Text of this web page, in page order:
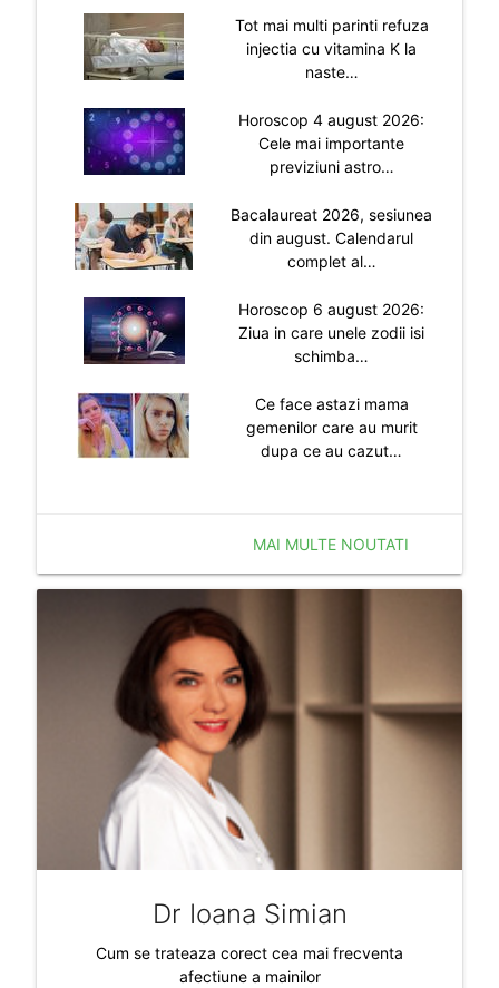
Tot mai multi parinti refuza
injectia cu vitamina K la
naste…
Horoscop 4 august 2026:
Cele mai importante
previziuni astro…
Bacalaureat 2026, sesiunea
din august. Calendarul
complet al…
Horoscop 6 august 2026:
Ziua in care unele zodii isi
schimba…
Ce face astazi mama
gemenilor care au murit
dupa ce au cazut…
MAI MULTE NOUTATI
Dr Ioana Simian
Cum se trateaza corect cea mai frecventa
afectiune a mainilor